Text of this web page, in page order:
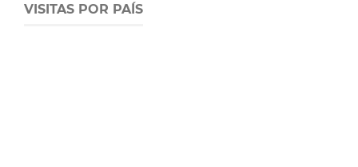
VISITAS POR PAÍS